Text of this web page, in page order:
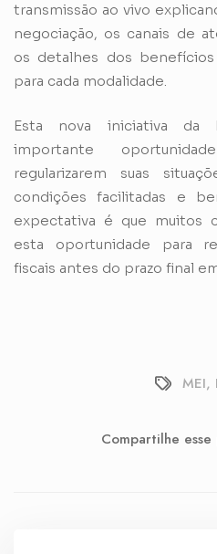
transmissão ao vivo
negociação, os canais de
os detalhes dos
para cada modalidade.
Esta nova iniciativa da
importante
regularizarem suas
condições facilitadas e
expectativa é que muitos
esta oportunidade para
fiscais antes do prazo final
MEI,
Compartilhe esse